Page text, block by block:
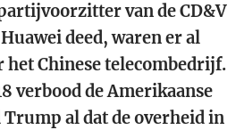
van de CD&V
deed, waren er al
het Chinese telecombedrijf.
verbood de Amerikaanse
al dat de overheid in